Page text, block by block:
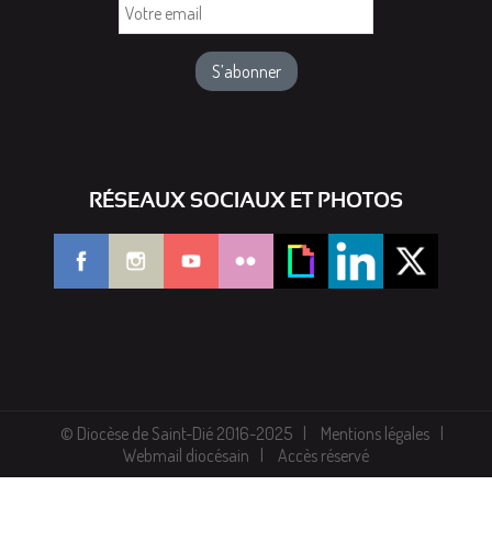
RÉSEAUX SOCIAUX ET PHOTOS
© Diocèse de Saint-Dié 2016-2025
Mentions légales
Webmail diocésain
Accès réservé